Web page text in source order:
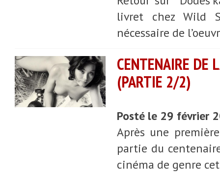
livret chez Wild
nécessaire de
CENTENAIRE DE
(PARTIE 2/2)
Posté le 29 février
Après une
partie du
cinéma de genre